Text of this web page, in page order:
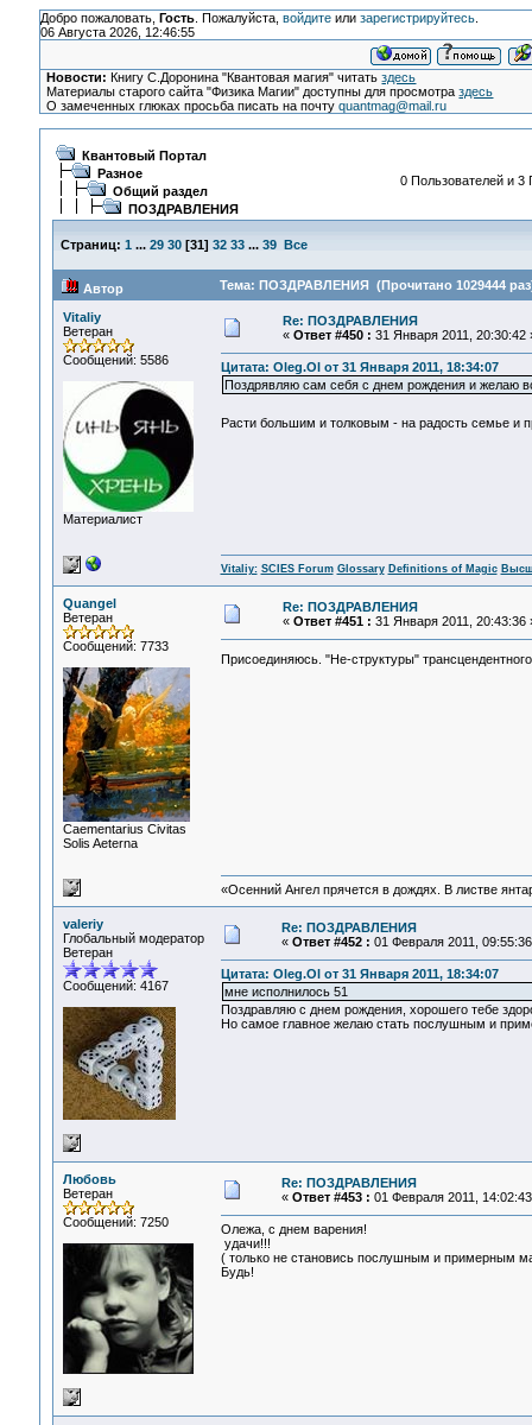
Добро пожаловать, Гость. Пожалуйста, войдитеили зарегистрируйтесь.
06 Августа 2026, 12:46:55
Новости: Книгу С.Доронина "Квантовая магия" читатьздесь
Материалы старого сайта "Физика Магии" доступны для просмотраздесь
О замеченных глюках просьба писать на почтуquantmag@mail.ru
Квантовый Портал
Разное
Общий раздел
ПОЗДРАВЛЕНИЯ
0 Пользователей и 3
Страниц: 1 ... 29 30[31] 32 33 ... 39 Все
Автор Тема: ПОЗДРАВЛЕНИЯ (Прочитано 1029444
Vitaliy
Ветеран
Сообщений: 5586
Материалист
Re: ПОЗДРАВЛЕНИЯ
« Ответ #450 : 31 Января 2011, 20:30:42
Цитата: Oleg.Ol от 31 Января 2011, 18:34:07
Поздрявляю сам себя с днем рождения и желаю
Расти большим и толковым - на радость семье
Vitaliy: SCIES Forum Glossary Definitions of Magic
Quangel
Ветеран
Сообщений: 7733
Сaementarius Civitas
Solis Aeterna
Re: ПОЗДРАВЛЕНИЯ
« Ответ #451 : 31 Января 2011, 20:43:36
Присоединяюсь. "Не-структуры"
«Осенний Ангел прячется в дождях. В листве
valeriy
Глобальный модератор
Ветеран
Сообщений: 4167
Re: ПОЗДРАВЛЕНИЯ
« Ответ #452 : 01 Февраля 2011,
Цитата: Oleg.Ol от 31 Января 2011, 18:34:07
мне исполнилось 51
Поздравляю с днем рождения, хорошего тебе
Но самое главное желаю стать послушным и
Любовь
Ветеран
Сообщений: 7250
Re: ПОЗДРАВЛЕНИЯ
« Ответ #453 : 01 Февраля 2011,
Олежа, с днем варения!
удачи!!!
( только не становись послушным и примерным
Будь!